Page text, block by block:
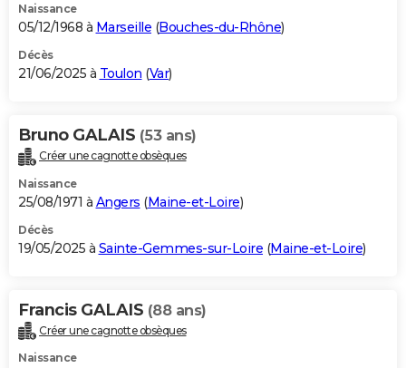
Naissance
05/12/1968 à Marseille (Bouches-du-Rhône)
Décès
21/06/2025 à Toulon (Var)
Bruno GALAIS (53 ans)
Créer une cagnotte obsèques
Naissance
25/08/1971 à Angers (Maine-et-Loire)
Décès
19/05/2025 à Sainte-Gemmes-sur-Loire (Maine-et-Loire)
Francis GALAIS (88 ans)
Créer une cagnotte obsèques
Naissance